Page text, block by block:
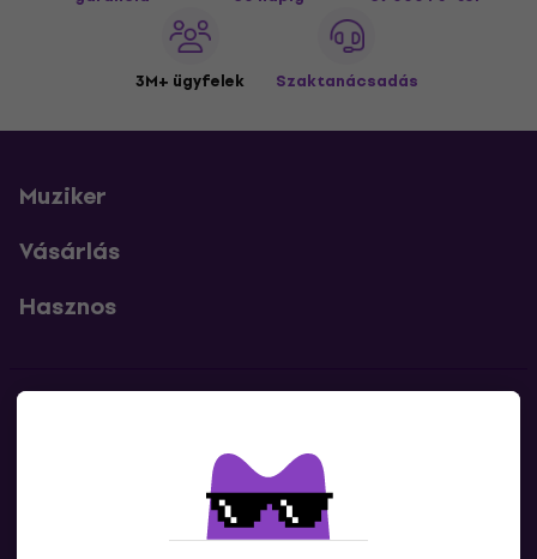
3M+ ügyfelek Szaktanácsadás
Muziker
Vásárlás
Hasznos
Lépj kapcsolatba velünk